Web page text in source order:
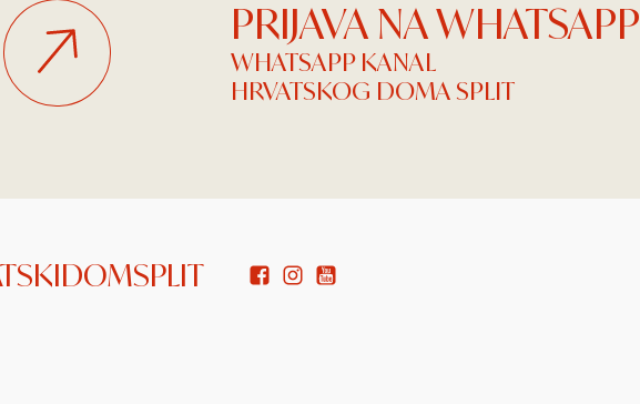
PRIJAVA NA WHATSAPP
WHATSAPP KANAL
HRVATSKOG DOMA SPLIT